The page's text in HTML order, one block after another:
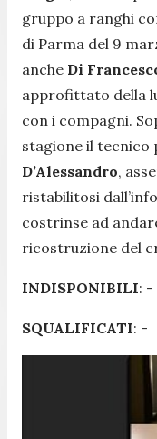
gruppo a ranghi
di Parma del 9
anche Di
approfittato della
con i compagni.
stagione il tecnico
D’Alessandro,
ristabilitosi
costrinse ad
ricostruzione del
INDISPONIBILI: -
SQUALIFICATI: -